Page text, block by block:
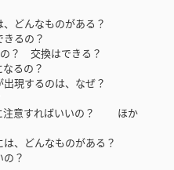
どんなものがある？
るの？
の？ 交換はできる？
るの？
現するのは、なぜ？
に注意すればいいの？ ほか
、どんなものがある？
？